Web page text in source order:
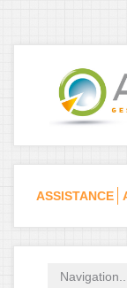
ASSISTANCE